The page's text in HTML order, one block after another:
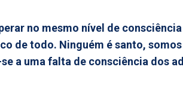
no mesmo nível de
de todo. Ninguém é santo,
a uma falta de consciência dos